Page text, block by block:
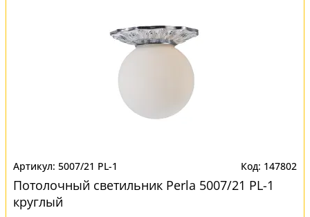
5007/21 PL-1 147802
Потолочный светильник Perla 5007/21 PL-1
круглый